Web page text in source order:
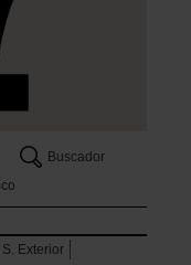
Buscador
S. Exterior